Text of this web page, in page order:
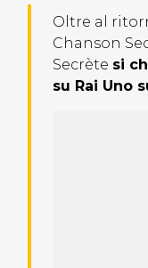
Oltre al
Chanson
Secrète si
su Rai Uno